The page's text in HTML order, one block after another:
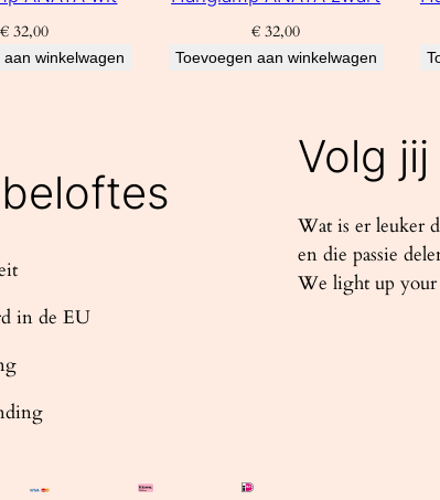
€32,00
aan winkelwagen
€ 32,00
Toevoegen aan winkelwagen
in de EU
Volg
Wat is er leuker
en die passie
We light up your